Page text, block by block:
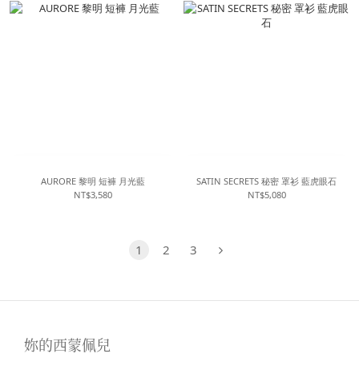
AURORE 黎明 短褲 月光藍
NT$3,580
SATIN SECRETS 秘密 罩衫 藍虎眼石
NT$5,080
1 2 3
妳的西蒙佩兒